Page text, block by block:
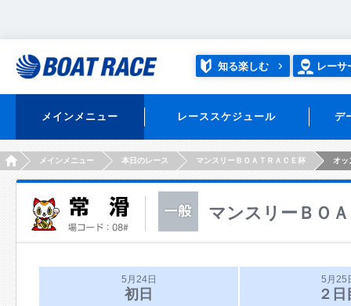
知る楽しむ レーサ
メインメニュー レーススケジュール デ
HOMEメインメニュー 本日のレース マンスリーＢＯＡＴＲＡＣＥ杯 オッ
マンスリーＢＯ
5月24日
初日
5月25
２日